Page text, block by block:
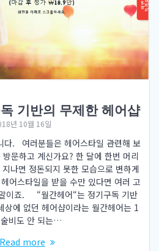
기반의 무제한 헤어샵
년 10월 16일
다. 여러분들은 헤어스타일 관련해 보
문하고 계신가요? 한 달에 한번 머리
나면 정돈되지 못한 모습으로 변하게
어스타일을 받을 수만 있다면 여러 고
이죠. “월간헤어“는 정기구독 기반
에 없던 헤어샵이라는 월간헤어는 1
비도 안 되는…
Read more